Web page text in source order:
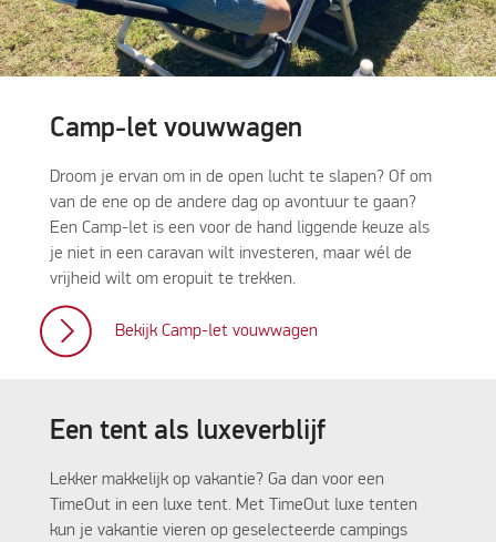
Camp-let vouwwagen
Droom je ervan om in de open lucht te slapen? Of om
van de ene op de andere dag op avontuur te gaan?
Een Camp-let is een voor de hand liggende keuze als
je niet in een caravan wilt investeren, maar wél de
vrijheid wilt om eropuit te trekken.
Bekijk Camp-let vouwwagen
Een tent als luxeverblijf
Lekker makkelijk op vakantie? Ga dan voor een
TimeOut in een luxe tent. Met TimeOut luxe tenten
kun je vakantie vieren op geselecteerde campings